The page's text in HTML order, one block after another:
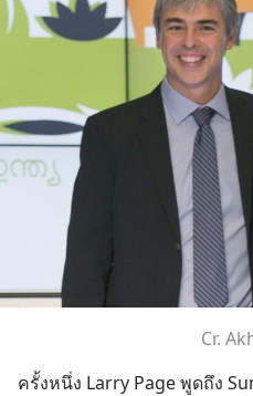
Cr.
ครั้งหนึ่ง Larry Page พูดถึง